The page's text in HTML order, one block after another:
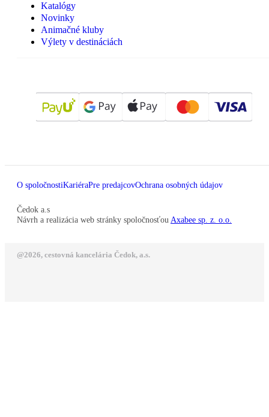
Katalógy
Novinky
Animačné kluby
Výlety v destináciách
O spoločnostiKariéraPre predajcovOchrana osobných údajov
Čedok a.s
Návrh a realizácia web stránky spoločnosťou Axabee sp. z. o.o.
@2026, cestovná kancelária Čedok, a.s.